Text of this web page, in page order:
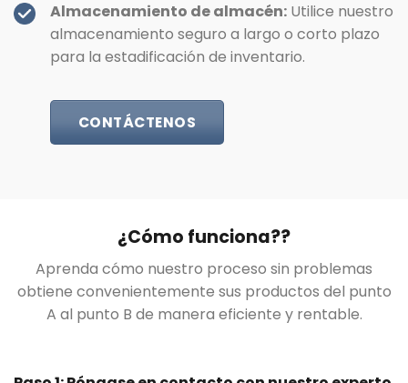
Almacenamiento de almacén: Utilice nuestro
almacenamiento seguro a largo o corto plazo
para la estadificación de inventario.
CONTÁCTENOS
¿Cómo funciona??
Aprenda cómo nuestro proceso sin problemas
obtiene convenientemente sus productos del punto
A al punto B de manera eficiente y rentable.